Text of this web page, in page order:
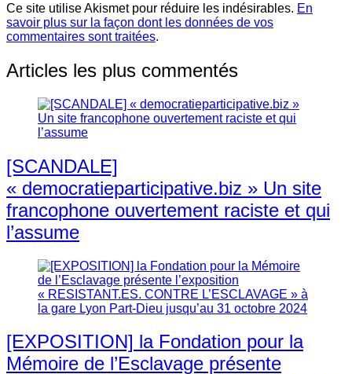
Ce site utilise Akismet pour réduire les indésirables. En
savoir plus sur la façon dont les données de vos
commentaires sont traitées.
Articles les plus commentés
[SCANDALE]
« democratieparticipative.biz » Un site
francophone ouvertement raciste et qui
l’assume
[EXPOSITION] la Fondation pour la
Mémoire de l’Esclavage présente